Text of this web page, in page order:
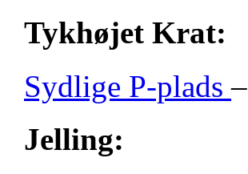
Tykhøjet Krat:
Sydlige P-plads–
Jelling: